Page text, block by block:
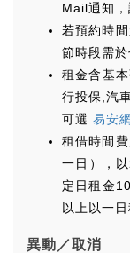
Mail通知
若預約時
節時段需於
租金含基
行投保,汽
可選 易安網
租借時間
一日），
定日租金
以上以一日
異動／取消